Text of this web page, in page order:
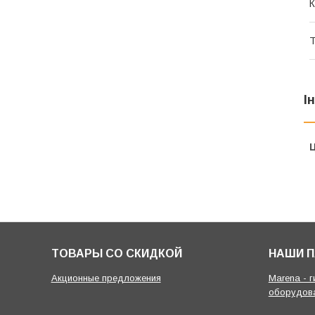
ТОВАРЫ СО СКИДКОЙ
Акционные предложения
НАШИ
Marena -